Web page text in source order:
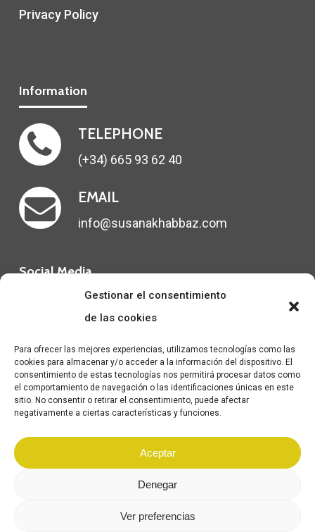
Gestionar el consentimiento
de las cookies
Para ofrecer las mejores experiencias, utilizamos tecnologías como las
cookies para almacenar y/o acceder a la información del dispositivo. El
consentimiento de estas tecnologías nos permitirá procesar datos como
el comportamiento de navegación o las identificaciones únicas en este
sitio. No consentir o retirar el consentimiento, puede afectar
negativamente a ciertas características y funciones.
Aceptar
Denegar
Ver preferencias
Privacy Policy
Information
TELEPHONE
(+34) 665 93 62 40
EMAIL
info@susanakhabbaz.com
Social Media
The symbiosis between art and interior design helps to achieve
spaces with soul and full of personality.